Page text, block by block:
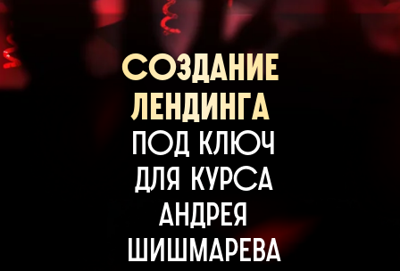
создание
лендинга
под ключ
для курса
Андрея
шишмарева